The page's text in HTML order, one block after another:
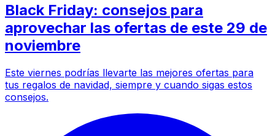
Black Friday: consejos para
aprovechar las ofertas de este 29 de
noviembre
Este viernes podrías llevarte las mejores ofertas para
tus regalos de navidad, siempre y cuando sigas estos
consejos.